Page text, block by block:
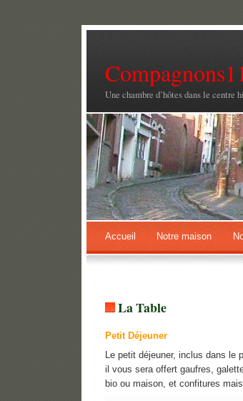
Compagnons11
Une chambre d’hôtes dans le centre
Accueil Notre maison
La Table
Petit Déjeuner
Le petit déjeuner, inclus dans
il vous sera offert gaufres,
bio ou maison, et confitures